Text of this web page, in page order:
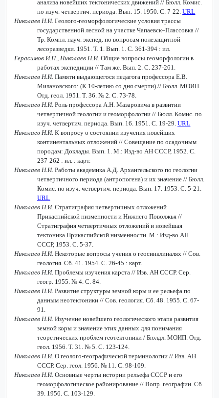
анализа новейших тектонических движений // Бюлл. Комис.
по изуч. четвертич. периода. Вып. 15. 1950. С. 7-22.URL
Николаев Н.И. Геолого-геоморфологические условия трассы
государственной лесной на участке Чапаевск–Плассовка //
Тр. Компл. науч. экспед. по вопросам полезащитной
лесоразведки. 1951. Т. 1. Вып. 1. С. 361-394 : ил.
Герасимов И.П., Николаев Н.И. Общие вопросы геоморфологии в
работах экспедиции // Там же. Вып. 2. С. 237-261.
Николаев Н.И. Памяти выдающегося педагога профессора Е.В.
Милановского: (К 10-летию со дня смерти) // Бюлл. МОИП.
Отд. геол. 1951. Т. 36. № 2. С. 73-78.
Николаев Н.И. Роль профессора А.Н. Мазаровича в развитии
четвертичной геологии и геоморфологии // Бюлл. Комис. по
изуч. четвертич. периода. Вып. 16. 1951. С. 19-29.URL
Николаев Н.И. К вопросу о состоянии изучения новейших
континентальных отложений // Совещание по осадочным
породам: Доклады. Вып. 1. М.: Изд-во АН СССР, 1952. С.
237-262 : ил. : карт.
Николаев Н.И. Работы академика А.Д. Архангельского по геологии
четвертичного периода (антропогена) и их значение // Бюлл.
Комис. по изуч. четвертич. периода. Вып. 17. 1953. С. 5-21.
URL
Николаев Н.И. Стратиграфия четвертичных отложений
Прикаспийской низменности и Нижнего Поволжья //
Стратиграфия четвертичных отложений и новейшая
тектоника Прикаспийской низменности. М.: Изд-во АН
СССР, 1953. С. 5-37.
Николаев Н.И. Некоторые вопросы учения о геосинклиналях // Сов.
геология. Сб. 41. 1954. С. 26-45 : карт.
Николаев Н.И. Проблемы изучения карста // Изв. АН СССР. Сер.
геогр. 1955. № 4. С. 84.
Николаев Н.И. Развитие структуры земной коры и ее рельефа по
данным неотектоники // Сов. геология. Сб. 48. 1955. С. 67-
91.
Николаев Н.И. Изучение новейшего геологического этапа развития
земной коры и значение этих данных для понимания
теоретических проблем геотектоники / Бюлдл. МОИП. Отд.
геол. 1956. Т. 31. № 5. С. 123-124.
Николаев Н.И. О геолого-географической терминологии // Изв. АН
СССР. Сер. геол. 1956. № 11. С. 98-109.
Николаев Н.И. Основные черты истории рельефа СССР и его
геоморфологическое районирование // Вопр. географии. Сб.
39. 1956. С. 103-129.